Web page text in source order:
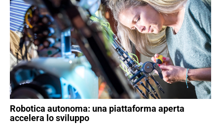
Robotica autonoma: una piattaforma aperta
accelera lo sviluppo